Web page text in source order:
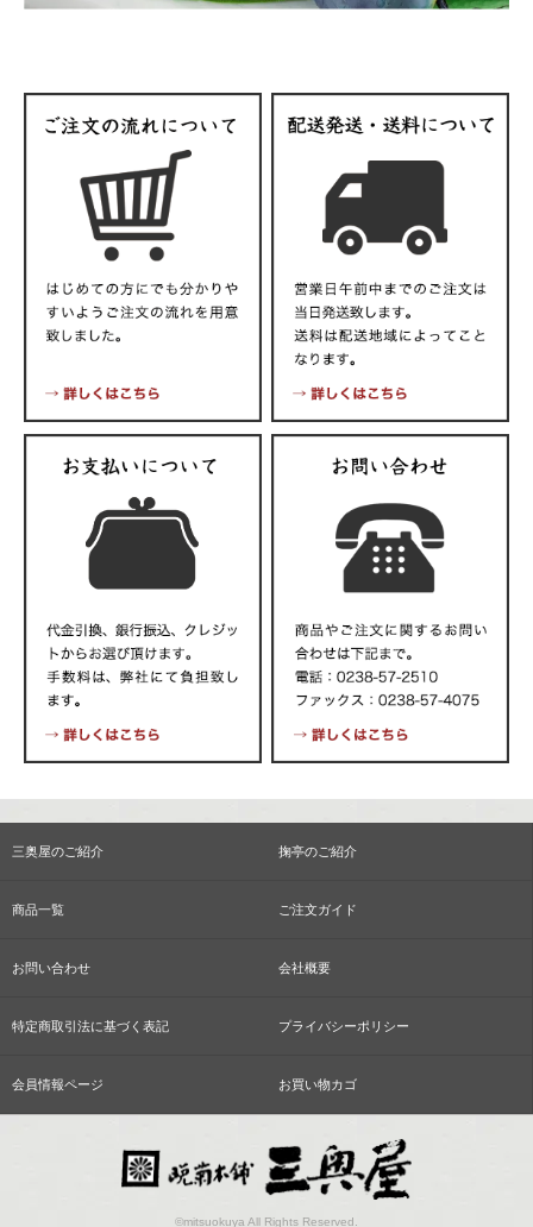
三奥屋のご紹介 掬亭のご紹介
商品一覧 ご注文ガイド
お問い合わせ 会社概要
特定商取引法に基づく表記 プライバシーポリシー
会員情報ページ お買い物カゴ
©mitsuokuya All Rights Reserved.